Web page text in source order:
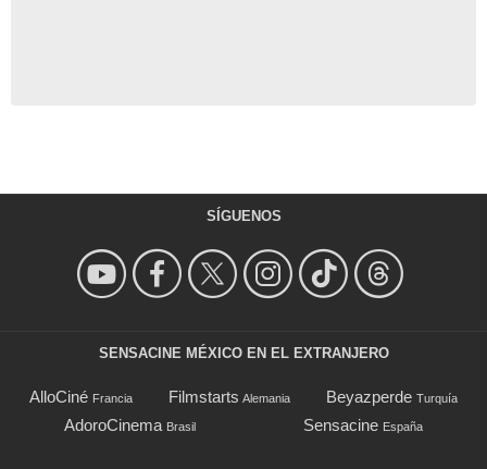
SÍGUENOS
SENSACINE MÉXICO EN EL EXTRANJERO
AlloCiné Francia Filmstarts Alemania Beyazperde Turquía
AdoroCinema Brasil Sensacine España